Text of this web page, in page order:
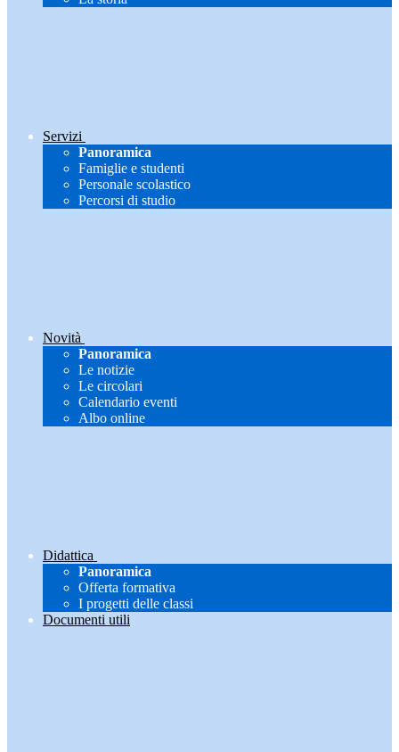
Servizi
Panoramica
Famiglie e studenti
Personale scolastico
Percorsi di studio
Novità
Panoramica
Le notizie
Le circolari
Calendario eventi
Albo online
Didattica
Panoramica
Offerta formativa
I progetti delle classi
Documenti utili